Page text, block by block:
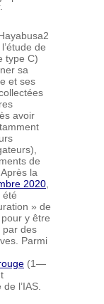
de
type C)
sa
et ses
avoir
de
la
2020
été
» de
y être
par des
Parmi
(1—
l’IAS.